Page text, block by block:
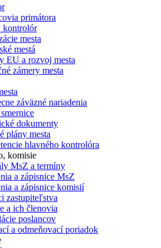
primátora
kontrolór
mesta
mestá
EU a rozvoj mesta
zámery mesta
záväzné nariadenia
dokumenty
plány mesta
hlavného kontrolóra
komisie
MsZ a termíny
a zápisnice MsZ
a zápisnice komisií
zastupiteľstva
a ich členovia
poslancov
a odmeňovací poriadok